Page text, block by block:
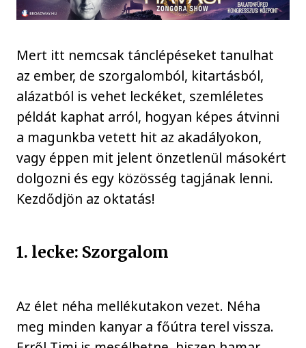
Mert itt nemcsak tánclépéseket tanulhat
az ember, de szorgalomból, kitartásból,
alázatból is vehet leckéket, szemléletes
példát kaphat arról, hogyan képes átvinni
a magunkba vetett hit az akadályokon,
vagy éppen mit jelent önzetlenül másokért
dolgozni és egy közösség tagjának lenni.
Kezdődjön az oktatás!
1. lecke: Szorgalom
Az élet néha mellékutakon vezet. Néha
meg minden kanyar a főútra terel vissza.